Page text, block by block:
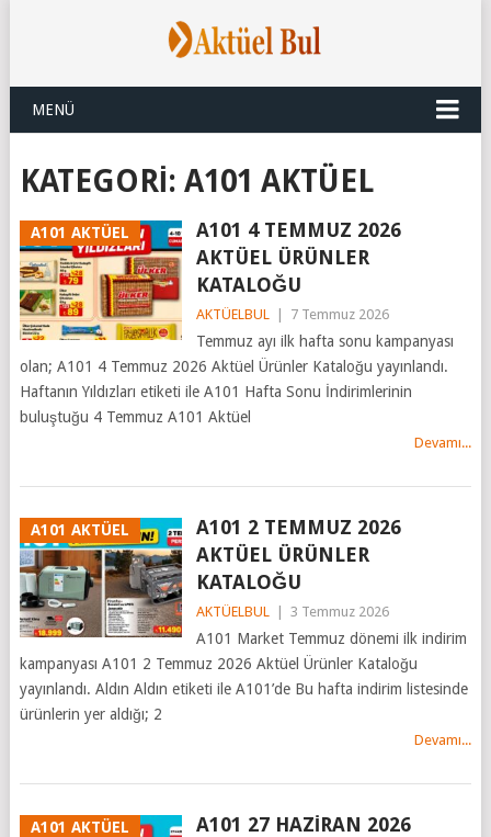
MENÜ
KATEGORI: A101 AKTÜEL
A101 AKTÜEL
A101 4 TEMMUZ 2026
AKTÜEL ÜRÜNLER
KATALOĞU
AKTÜELBUL 7 Temmuz 2026
Temmuz ayı ilk hafta sonu kampanyası
olan; A101 4 Temmuz 2026 Aktüel Ürünler Kataloğu yayınlandı.
Haftanın Yıldızları etiketi ile A101 Hafta Sonu İndirimlerinin
buluştuğu 4 Temmuz A101 Aktüel
Devamı...
A101 AKTÜEL
A101 2 TEMMUZ 2026
AKTÜEL ÜRÜNLER
KATALOĞU
AKTÜELBUL 3 Temmuz 2026
A101 Market Temmuz dönemi ilk indirim
kampanyası A101 2 Temmuz 2026 Aktüel Ürünler Kataloğu
yayınlandı. Aldın Aldın etiketi ile A101’de Bu hafta indirim listesinde
ürünlerin yer aldığı; 2
Devamı...
A101 AKTÜEL
A101 27 HAZİRAN 2026